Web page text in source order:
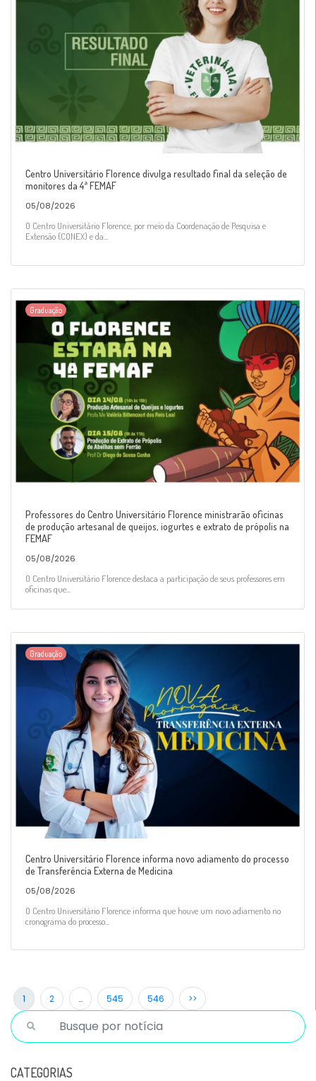
Centro Universitário Florence divulga resultado final da seleção de
monitores da 4ª FEMAF
05/08/2026
O Centro Universitário Florence, por meio da Coordenação de Pesquisa e
Extensão (CONEX) e da...
Graduação
Professores do Centro Universitário Florence ministrarão oficinas
de produção artesanal de queijos, iogurtes e extrato de própolis na
FEMAF
05/08/2026
O Centro Universitário Florence destaca a participação de seus professores em
oficinas que...
Graduação
Centro Universitário Florence informa novo adiamento do processo
de Transferência Externa de Medicina
05/08/2026
O Centro Universitário Florence informa que houve um novo adiamento no
cronograma do processo...
1 2 … 545 546 >>
CATEGORIAS